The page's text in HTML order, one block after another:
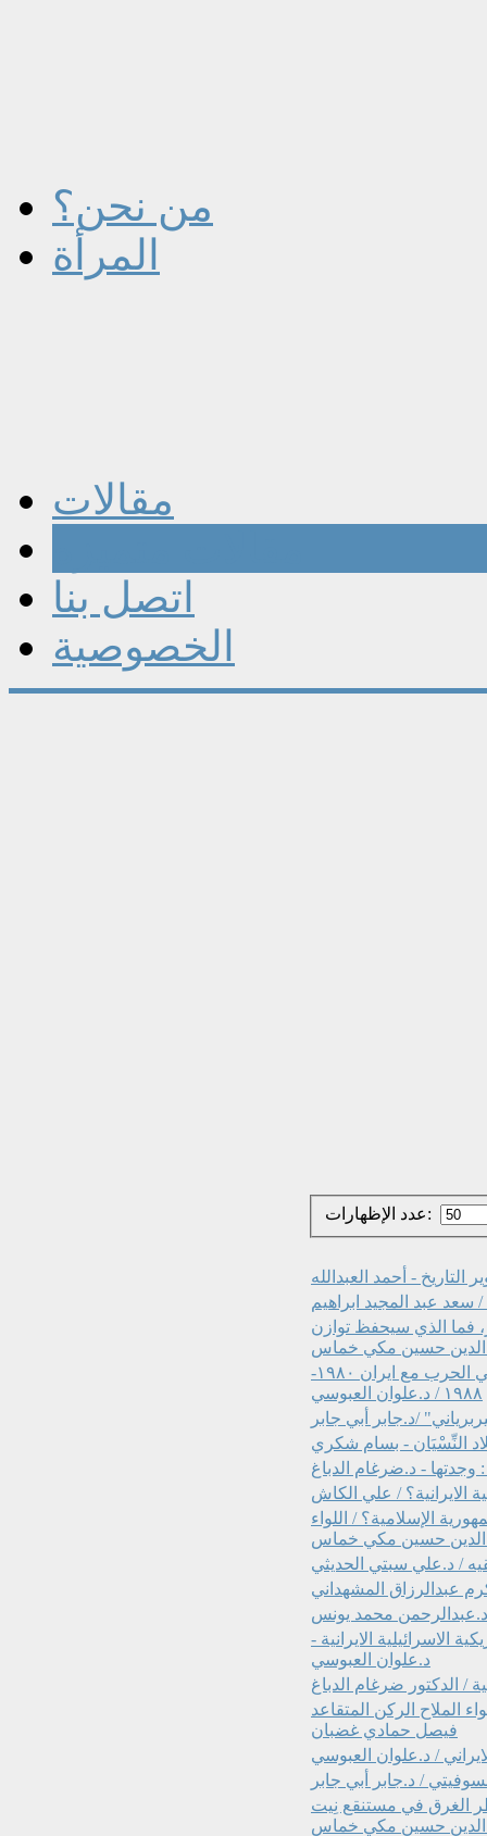
من نحن؟
المرأة
مقالات
اتصل بنا
الخصوصية
عدد الإظهارات:
- أحمد العبدالله
عبد المجيد ابراهيم
فما الذي سيحفظ توازن
الدين حسين مكي خماس
الادوار الاستراتيجية للقوة الجوية والدفاع الجوي العراقي في الحرب مع ايران ١٩٨٠-
١٩٨٨ / د.علوان العبوسي
/د.جابر أبي جابر
النِّسْيَان - بسام شكري
- د.ضرغام الدباغ
الايرانية؟ / علي الكاش
الإسلامية؟ / اللواء
الدين حسين مكي خماس
/ د.علي سبتي الحديثي
عبدالرزاق المشهداني
محمد يونس
الاسرائيلية الايرانية -
د.علوان العبوسي
/ الدكتور ضرغام الدباغ
الملاح الركن المتقاعد
فيصل حمادي غضبان
/ د.علوان العبوسي
/ د.جابر أبي جابر
الغرق في مستنقع نِيت
الدين حسين مكي خماس